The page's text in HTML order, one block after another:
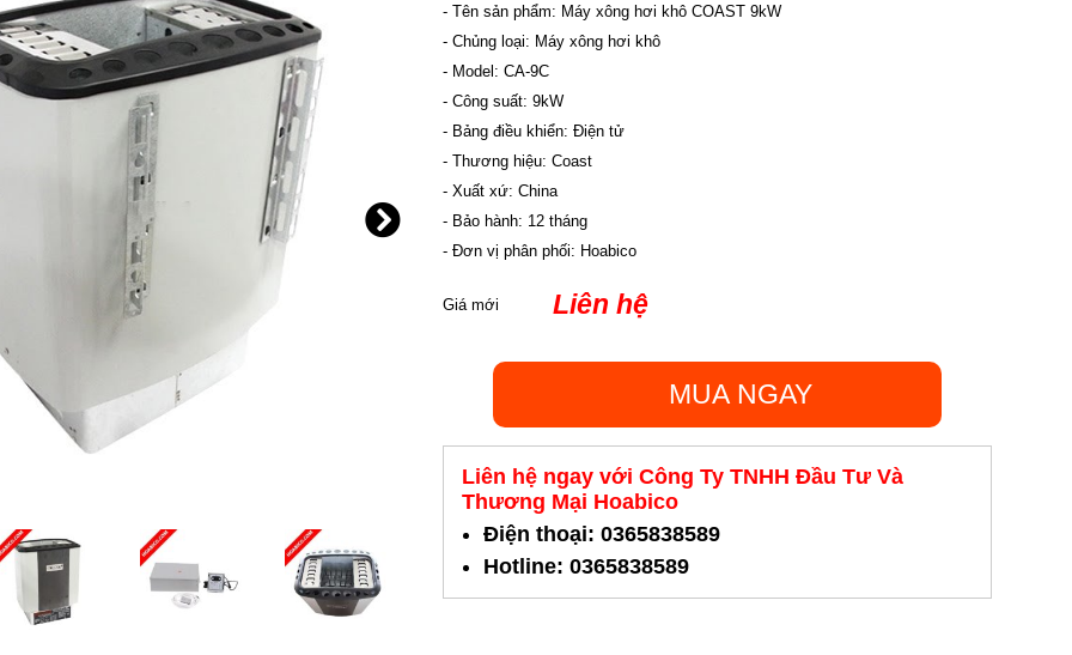
- Tên sản phẩm: Máy xông hơi khô COAST 9kW
- Chủng loại: Máy xông hơi khô
- Model: CA-9C
- Công suất: 9kW
- Bảng điều khiển: Điện tử
- Thương hiệu: Coast
- Xuất xứ: China
- Bảo hành: 12 tháng
- Đơn vị phân phối: Hoabico
Giá mới Liên hệ
MUA NGAY
Liên hệ ngay với Công Ty TNHH Đầu Tư Và
Thương Mại Hoabico
Điện thoại: 0365838589
Hotline: 0365838589